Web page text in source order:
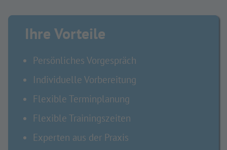
Ihre Vorteile
Persönliches Vorgespräch
Individuelle Vorbereitung
Flexible Terminplanung
Flexible Trainingszeiten
Experten aus der Praxis